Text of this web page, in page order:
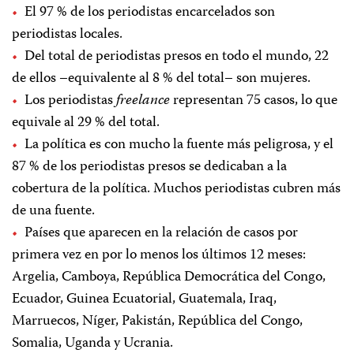
El 97 % de los periodistas encarcelados son
periodistas locales.
Del total de periodistas presos en todo el mundo, 22
de ellos –equivalente al 8 % del total– son mujeres.
Los periodistasfreelancerepresentan 75 casos, lo que
equivale al 29 % del total.
La política es con mucho la fuente más peligrosa, y el
87 % de los periodistas presos se dedicaban a la
cobertura de la política. Muchos periodistas cubren más
de una fuente.
Países que aparecen en la relación de casos por
primera vez en por lo menos los últimos 12 meses:
Argelia, Camboya, República Democrática del Congo,
Ecuador, Guinea Ecuatorial, Guatemala, Iraq,
Marruecos, Níger, Pakistán, República del Congo,
Somalia, Uganda y Ucrania.